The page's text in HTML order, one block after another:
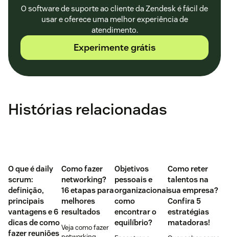
O software de suporte ao cliente da Zendesk é fácil de
usar e oferece uma melhor experiência de
atendimento.
Experimente grátis
Histórias relacionadas
O que é daily
scrum:
definição,
principais
vantagens e 6
dicas de como
fazer reuniões
Como fazer
networking?
16 etapas para
melhores
resultados
Veja como fazer
Objetivos
pessoais e
organizacionais:
como
encontrar o
equilíbrio?
Como reter
talentos na
sua empresa?
Confira 5
estratégias
matadoras!